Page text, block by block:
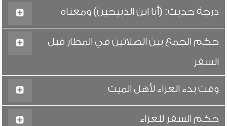
درجة حديث: (أنا ابن الذبيحين) ومعناه
حكم الجمع بين الصلاتين في المطار قبل
السفر
وقت بدء العزاء لأهل الميت
حكم السفر للعزاء